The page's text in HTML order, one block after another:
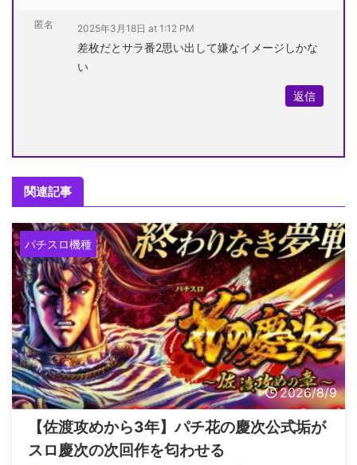
匿名 2025年3月18日 at 1:12 PM
差枚だとサラ番2思い出して嫌なイメージしかな
い
返信
関連記事
パチスロ機種
2026/8/9
【佐渡攻めから3年】パチ花の慶次公式垢が
スロ慶次の次回作を匂わせる